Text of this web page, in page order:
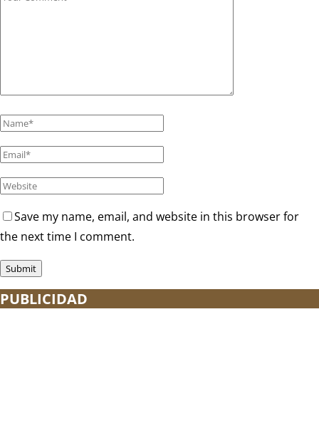
Save my name, email, and website in this browser for
the next time I comment.
PUBLICIDAD